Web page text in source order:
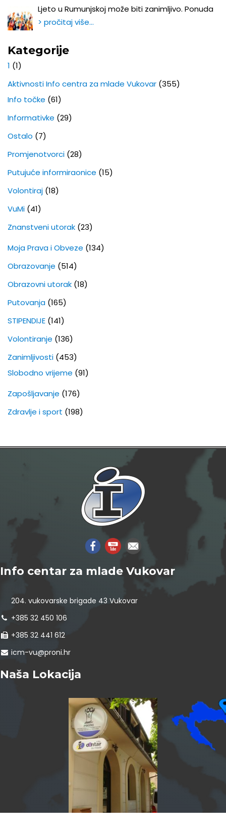
Ljeto u Rumunjskoj može biti zanimljivo. Ponuda
> pročitaj više…
Kategorije
1 (1)
Aktivnosti Info centra za mlade Vukovar (355)
Info točke (61)
Informativke (29)
Ostalo (7)
Promjenotvorci (28)
Putujuće informiraonice (15)
Volontiraj (18)
VuMi (41)
Znanstveni utorak (23)
Moja Prava i Obveze (134)
Obrazovanje (514)
Obrazovni utorak (18)
Putovanja (165)
STIPENDIJE (141)
Volontiranje (136)
Zanimljivosti (453)
Slobodno vrijeme (91)
Zapošljavanje (176)
Zdravlje i sport (198)
Info centar za mlade Vukovar
204. vukovarske brigade 43 Vukovar
+385 32 450 106
+385 32 441 612
icm-vu@proni.hr
Naša Lokacija